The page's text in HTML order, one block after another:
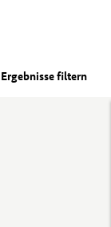
Ergebnisse filtern